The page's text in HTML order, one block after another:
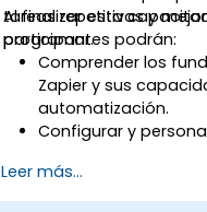
tareas repetitivas y
programar.
Al finalizar esta
participantes podrán:
Comprender los
Zapier y sus
automatización.
Configurar y
Integrar
populares con
Leer más...